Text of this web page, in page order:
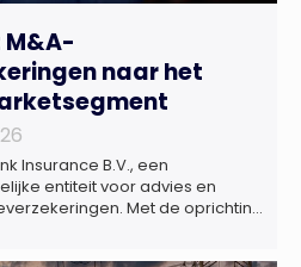
naar het
Insurance B.V., een
entiteit voor advies en
Met de oprichting